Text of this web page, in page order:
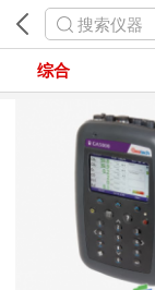
搜索仪器
综合